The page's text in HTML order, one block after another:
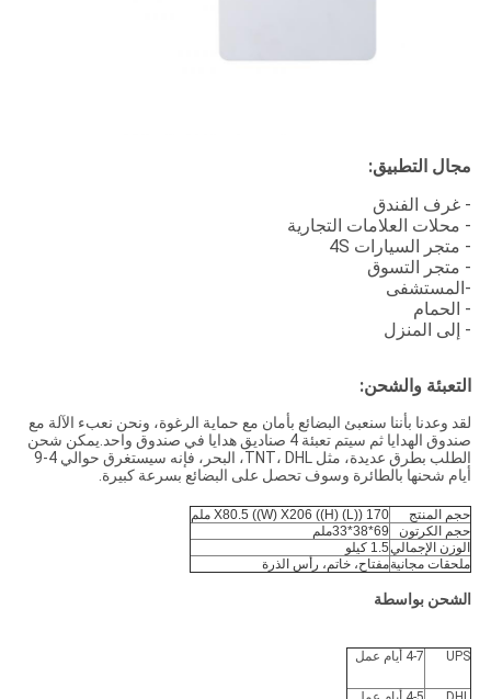
مجال التطبيق:
- غرف الفندق
- محلات العلامات التجارية
- متجر السيارات 4S
- متجر التسوق
-المستشفى
- الحمام
- إلى المنزل
التعبئة والشحن:
لقد وعدنا بأننا سنعبئ البضائع بأمان مع حماية الرغوة، ونحن نعبء الآلة مع
صندوق الهدايا ثم سيتم تعبئة 4 صناديق هدايا في صندوق واحد.يمكن شحن
الطلب بطرق عديدة، مثل TNT، DHL، البحر، فإنه سيستغرق حوالي 4-9
أيام شحنها بالطائرة وسوف تحصل على البضائع بسرعة كبيرة.
حجم المنتج
170 ((L) X80.5 ((W) X206 ((H) ملم
حجم الكرتون
69*38*33ملم
الوزن الإجمالي1.5 كيلو
ملحقات مجانيةمفتاح، خاتم، رأس الذرة
الشحن بواسطة
UPS 4-7 أيام عمل